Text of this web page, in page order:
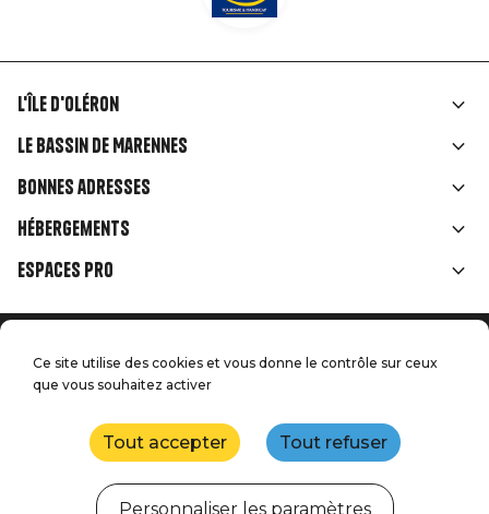
Liens
rubriques
L'île d'Oléron
Le Bassin de Marennes
Bonnes adresses
Hébergements
Espaces Pro
Menu
Accueil
Mentions légales
Presse
Nous contacter
Plan du site
Réalisation : StudioJuillet
Ce site utilise des cookies et vous donne le contrôle sur ceux
que vous souhaitez activer
Tout accepter Tout refuser
Personnaliser les paramètres